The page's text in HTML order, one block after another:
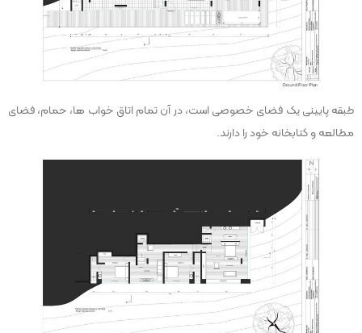
طبقه پایینی یک فضای خصوصی است، در آن تمام اتاق خواب ها، حمام، فضای
مطالعه و کتابخانه خود را دارند.